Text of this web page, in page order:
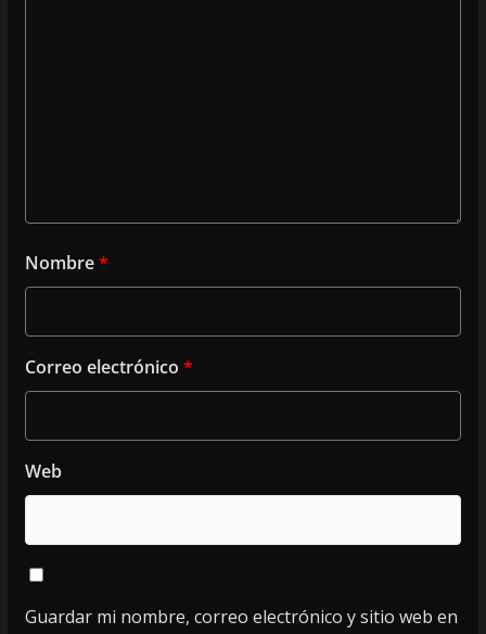
Nombre*
Correo electrónico *
Web
Guardar mi nombre, correo electrónico y sitio web en